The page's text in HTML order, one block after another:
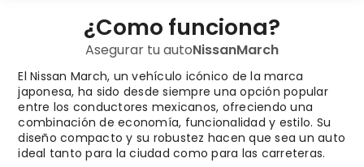
¿Como funciona?
Asegurar tu autoNissanMarch
El Nissan March, un vehículo icónico de la marca
japonesa, ha sido desde siempre una opción popular
entre los conductores mexicanos, ofreciendo una
combinación de economía, funcionalidad y estilo. Su
diseño compacto y su robustez hacen que sea un auto
ideal tanto para la ciudad como para las carreteras.